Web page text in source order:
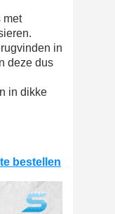
met
in
deze dus
in dikke
bestellen